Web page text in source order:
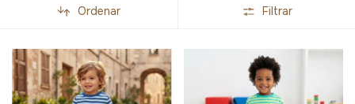
Ordenar Filtrar